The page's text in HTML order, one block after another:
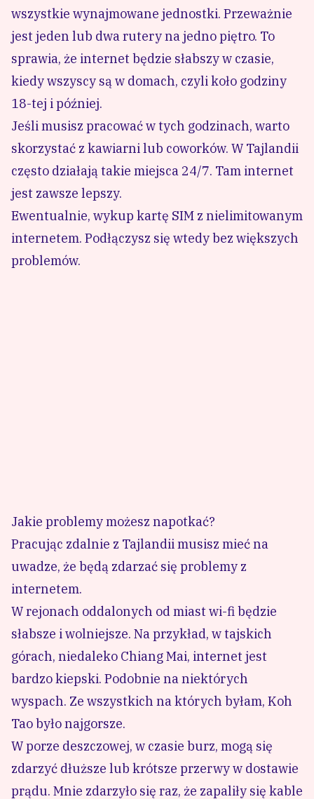
wszystkie wynajmowane jednostki. Przeważnie
jest jeden lub dwa rutery na jedno piętro. To
sprawia, że internet będzie słabszy w czasie,
kiedy wszyscy są w domach, czyli koło godziny
18-tej i później.
Jeśli musisz pracować w tych godzinach, warto
skorzystać z kawiarni lub coworków. W Tajlandii
często działają takie miejsca 24/7. Tam internet
jest zawsze lepszy.
Ewentualnie, wykup kartę SIM z nielimitowanym
internetem. Podłączysz się wtedy bez większych
problemów.
Jakie problemy możesz napotkać?
Pracując zdalnie z Tajlandii musisz mieć na
uwadze, że będą zdarzać się problemy z
internetem.
W rejonach oddalonych od miast wi-fi będzie
słabsze i wolniejsze. Na przykład, w tajskich
górach, niedaleko Chiang Mai, internet jest
bardzo kiepski. Podobnie na niektórych
wyspach. Ze wszystkich na których byłam, Koh
Tao było najgorsze.
W porze deszczowej, w czasie burz, mogą się
zdarzyć dłuższe lub krótsze przerwy w dostawie
prądu. Mnie zdarzyło się raz, że zapaliły się kable